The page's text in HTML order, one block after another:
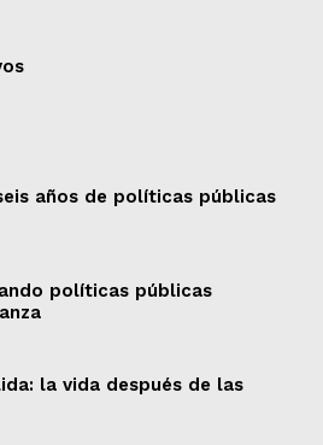
años de políticas públicas
políticas públicas
la vida después de las